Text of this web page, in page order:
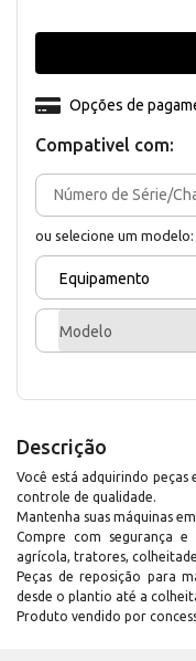
Compativel com:
ou selecione um modelo:
Equipamento
Modelo
Opções de
Descrição
Você está adquirindo peças
controle de qualidade.
Mantenha suas máquinas
Compre com segurança e
agrícola, tratores,
Peças de reposição para
desde o plantio até a
Produto vendido por